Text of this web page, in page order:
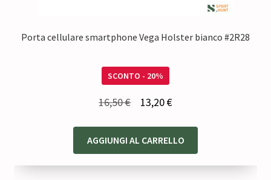
Porta cellulare smartphone Vega Holster bianco #2R28
SCONTO - 20%
16,50€
originale
era:
13,20€Il
attuale
è:
AGGIUNGI AL CARRELLO